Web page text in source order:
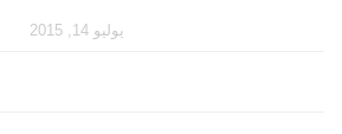
يوليو 14, 2015